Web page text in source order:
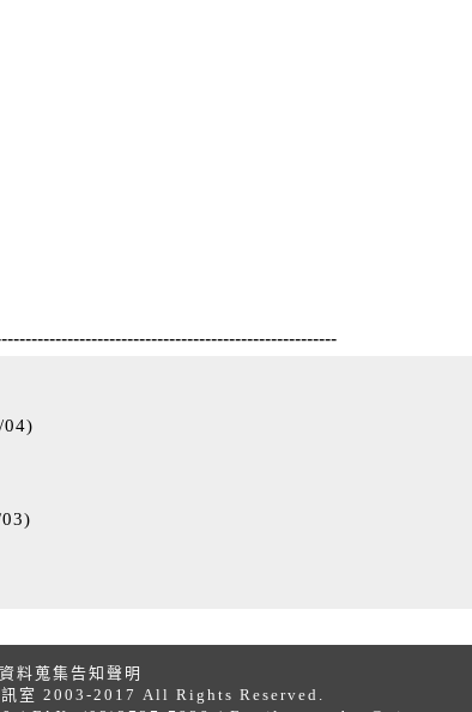
04)
)
料蒐集告知聲明
訊室 2003-2017 All Rights Reserved.